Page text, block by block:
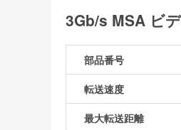
3Gb/s MSA ビ
部品番号
転送速度
最大転送距離